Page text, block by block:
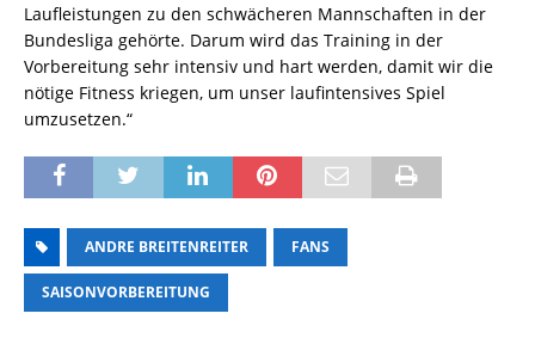
Laufleistungen zu den schwächeren Mannschaften in der
Bundesliga gehörte. Darum wird das Training in der
Vorbereitung sehr intensiv und hart werden, damit wir die
nötige Fitness kriegen, um unser laufintensives Spiel
umzusetzen.“
ANDRE BREITENREITER FANS
SAISONVORBEREITUNG